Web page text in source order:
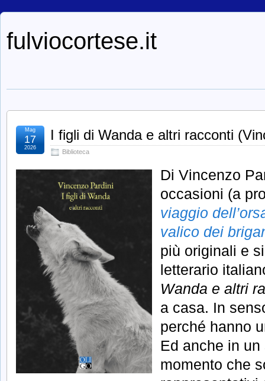
fulviocortese.it
I figli di Wanda e altri racconti
Biblioteca
Mag
17
2026
Di Vincenzo
occasioni (a
viaggio
valico dei
più originali e
letterario
Wanda e altri
a casa. In
perché hanno
Ed anche in
momento che